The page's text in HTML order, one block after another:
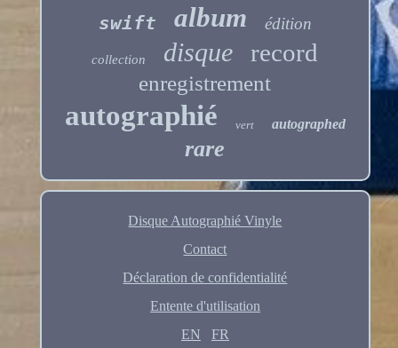
swift album édition
collection disque record
enregistrement
autographié vert autographed
rare
Disque Autographié Vinyle
Contact
Déclaration de confidentialité
Entente d'utilisation
EN
FR